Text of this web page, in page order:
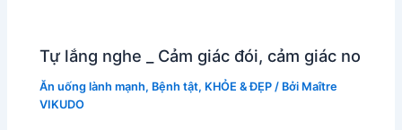
Tự lắng nghe _ Cảm giác đói, cảm giác no
Ăn uống lành mạnh, Bệnh tật, KHỎE & ĐẸP / Bởi Maître
VIKUDO